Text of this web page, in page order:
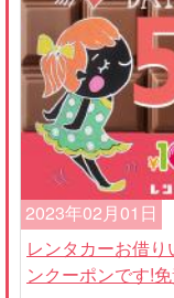
2023年02月01日
レンタカーお借
ンクーポンです!